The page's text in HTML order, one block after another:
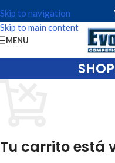
Skip to navigation
Skip to main content
MENU
Tu carrito está